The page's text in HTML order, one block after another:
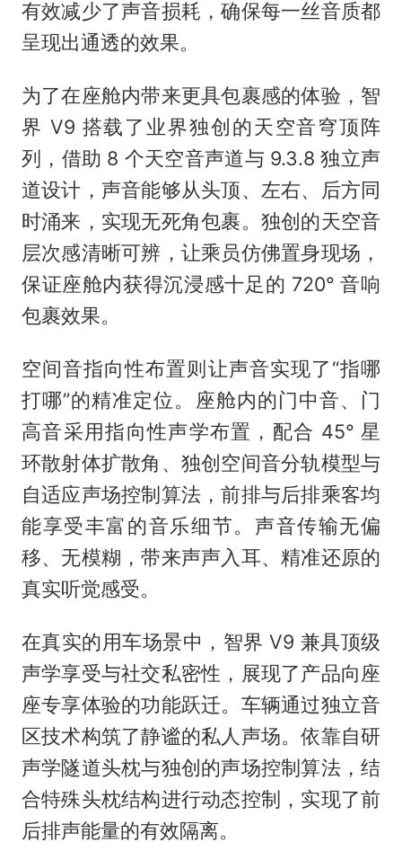
有效减少了声音损耗，确保每一丝音质都
呈现出通透的效果。
为了在座舱内带来更具包裹感的体验，智
界 V9 搭载了业界独创的天空音穹顶阵
列，借助 8 个天空音声道与 9.3.8 独立声
道设计，声音能够从头顶、左右、后方同
时涌来，实现无死角包裹。独创的天空音
层次感清晰可辨，让乘员仿佛置身现场，
保证座舱内获得沉浸感十足的 720° 音响
包裹效果。
空间音指向性布置则让声音实现了“指哪
打哪”的精准定位。座舱内的门中音、门
高音采用指向性声学布置，配合 45° 星
环散射体扩散角、独创空间音分轨模型与
自适应声场控制算法，前排与后排乘客均
能享受丰富的音乐细节。声音传输无偏
移、无模糊，带来声声入耳、精准还原的
真实听觉感受。
在真实的用车场景中，智界 V9 兼具顶级
声学享受与社交私密性，展现了产品向座
座专享体验的功能跃迁。车辆通过独立音
区技术构筑了静谧的私人声场。依靠自研
声学隧道头枕与独创的声场控制算法，结
合特殊头枕结构进行动态控制，实现了前
后排声能量的有效隔离。